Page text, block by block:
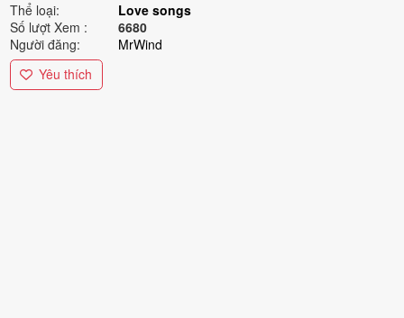
Thể loại:
Love songs
Số lượt Xem :
6680
Người đăng:
MrWind
Yêu thích